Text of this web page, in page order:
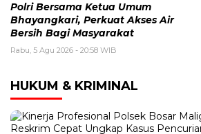
Polri Bersama Ketua Umum
Bhayangkari, Perkuat Akses Air
Bersih Bagi Masyarakat
Rabu, 5 Agu 2026 - 20:58 WIB
HUKUM & KRIMINAL